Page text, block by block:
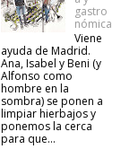
gastro
nómica
Viene
ayuda de Madrid.
Ana, Isabel y Beni (y
Alfonso como
hombre en la
sombra) se ponen a
limpiar hierbajos y
ponemos la cerca
para que...